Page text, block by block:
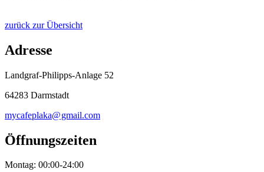
zurück zur Übersicht
Adresse
Landgraf-Philipps-Anlage 52
64283 Darmstadt
mycafeplaka@gmail.com
Öffnungszeiten
Montag: 00:00-24:00